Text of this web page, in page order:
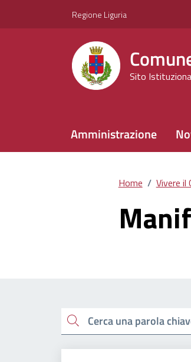
Regione Liguria
Sito
Amministrazione
Home / Vivere il
Cerca una parola chiave